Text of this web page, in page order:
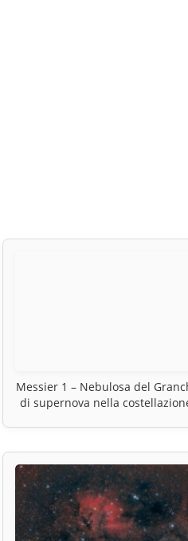
Messier 1 – Nebulosa del
di supernova nella